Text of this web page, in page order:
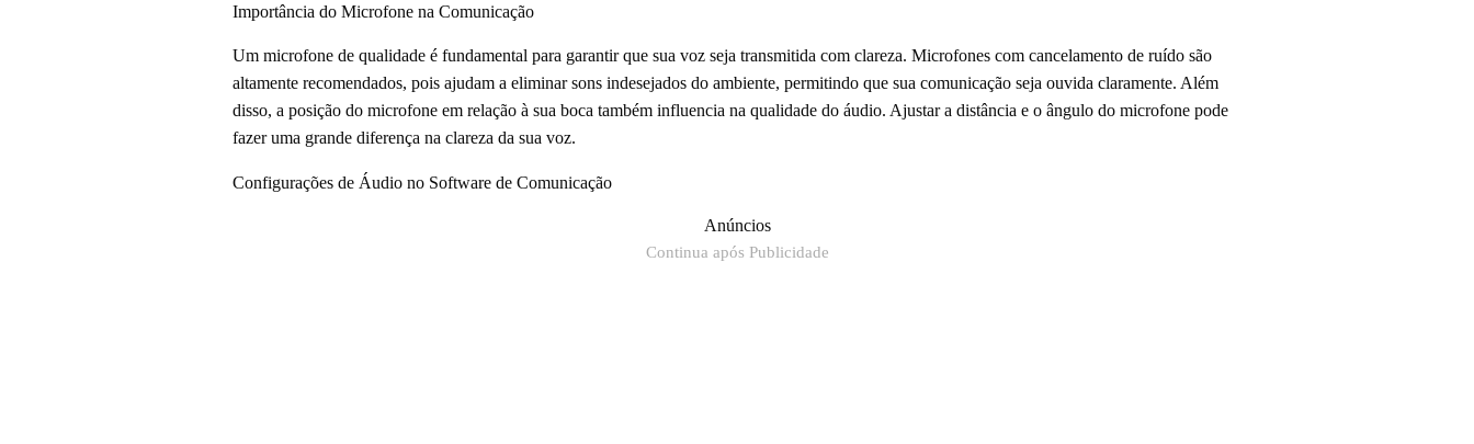
Importância do Microfone na Comunicação
Um microfone de qualidade é fundamental para garantir que sua voz seja transmitida com clareza. Microfones com cancelamento de ruído são
altamente recomendados, pois ajudam a eliminar sons indesejados do ambiente, permitindo que sua comunicação seja ouvida claramente. Além
disso, a posição do microfone em relação à sua boca também influencia na qualidade do áudio. Ajustar a distância e o ângulo do microfone pode
fazer uma grande diferença na clareza da sua voz.
Configurações de Áudio no Software de Comunicação
Anúncios
Continua após Publicidade